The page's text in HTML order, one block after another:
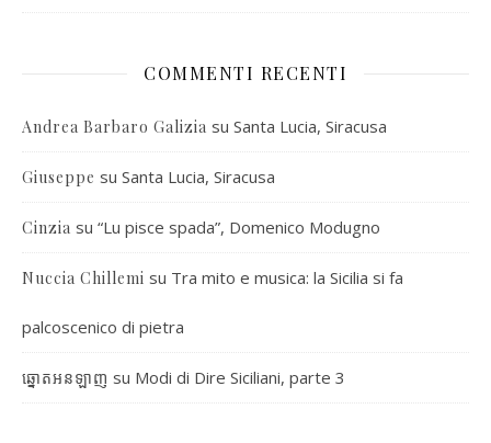
COMMENTI RECENTI
Andrea Barbaro Galizia su Santa Lucia, Siracusa
Giuseppe su Santa Lucia, Siracusa
Cinzia su “Lu pisce spada”, Domenico Modugno
Nuccia Chillemi su Tra mito e musica: la Sicilia si fa
palcoscenico di pietra
ឆ្នោតអនឡាញ su Modi di Dire Siciliani, parte 3